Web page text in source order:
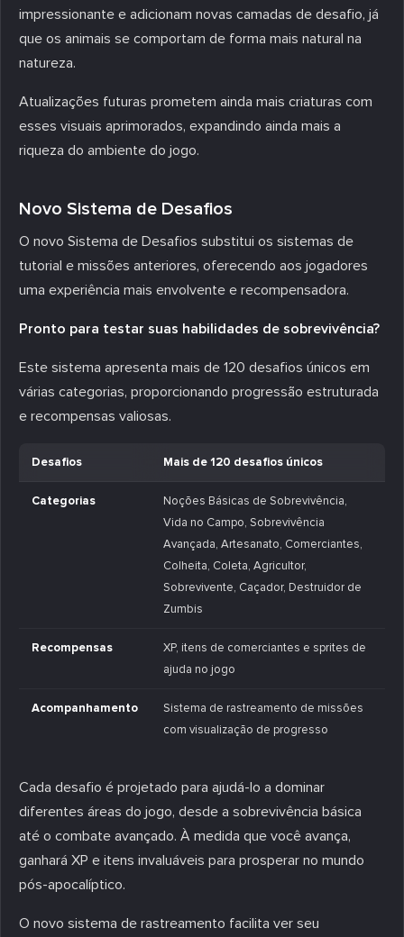
impressionante e adicionam novas camadas de desafio, já
que os animais se comportam de forma mais natural na
natureza.
Atualizações futuras prometem ainda mais criaturas com
esses visuais aprimorados, expandindo ainda mais a
riqueza do ambiente do jogo.
Novo Sistema de Desafios
O novo Sistema de Desafios substitui os sistemas de
tutorial e missões anteriores, oferecendo aos jogadores
uma experiência mais envolvente e recompensadora.
Pronto para testar suas habilidades de sobrevivência?
Este sistema apresenta mais de 120 desafios únicos em
várias categorias, proporcionando progressão estruturada
e recompensas valiosas.
Desafios Mais de 120 desafios únicos
Categorias
Noções Básicas de Sobrevivência,
Vida no Campo, Sobrevivência
Avançada, Artesanato, Comerciantes,
Colheita, Coleta, Agricultor,
Sobrevivente, Caçador, Destruidor de
Zumbis
Recompensas
XP, itens de comerciantes e sprites de
ajuda no jogo
Acompanhamento
Sistema de rastreamento de missões
com visualização de progresso
Cada desafio é projetado para ajudá-lo a dominar
diferentes áreas do jogo, desde a sobrevivência básica
até o combate avançado. À medida que você avança,
ganhará XP e itens invaluáveis para prosperar no mundo
pós-apocalíptico.
O novo sistema de rastreamento facilita ver seu